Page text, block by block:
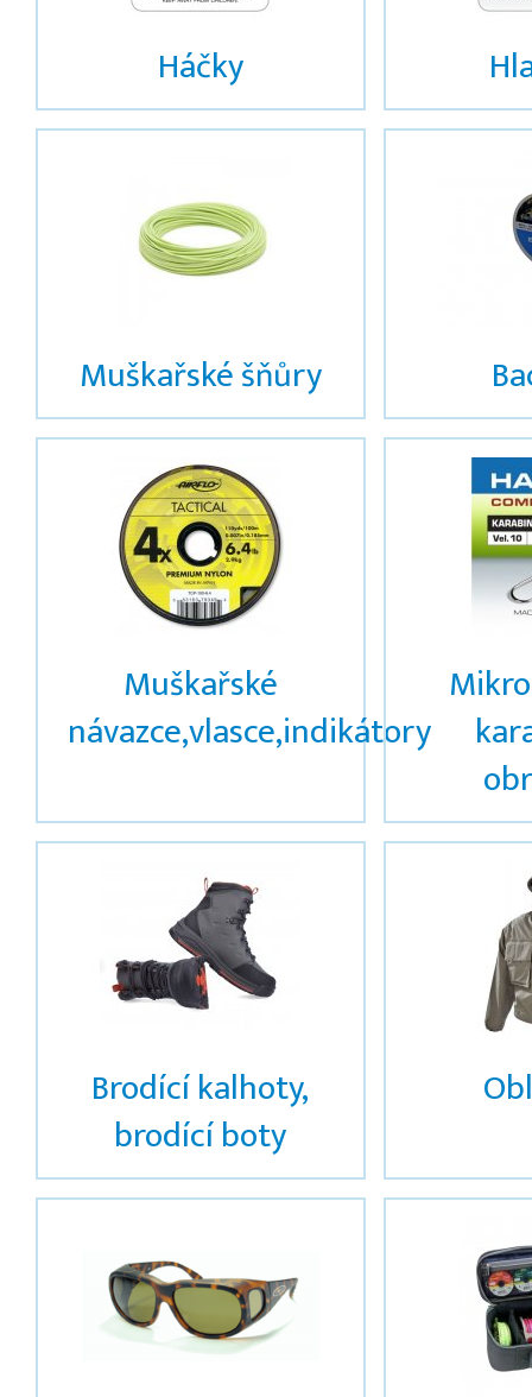
Háčky
Muškařské šňůry
Muškařské
návazce,vlasce,indikátory
Brodící kalhoty,
brodící boty